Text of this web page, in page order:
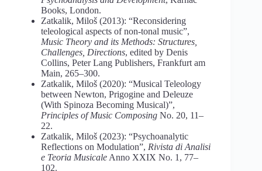
Books, London.
Zatkalik, Miloš (2013): “Reconsidering
teleological aspects of non-tonal music”,
Music Theory and its Methods: Structures,
Challenges, Directions, edited by Denis
Collins, Peter Lang Publishers, Frankfurt am
Main, 265–300.
Zatkalik, Miloš (2020): “Musical Teleology
between Newton, Prigogine and Deleuze
(With Spinoza Becoming Musical)”,
Principles of Music Composing No. 20, 11–
22.
Zatkalik, Miloš (2023): “Psychoanalytic
Reflections on Modulation”, Rivista di Analisi
e Teoria Musicale Anno XXIX No. 1, 77–
102.